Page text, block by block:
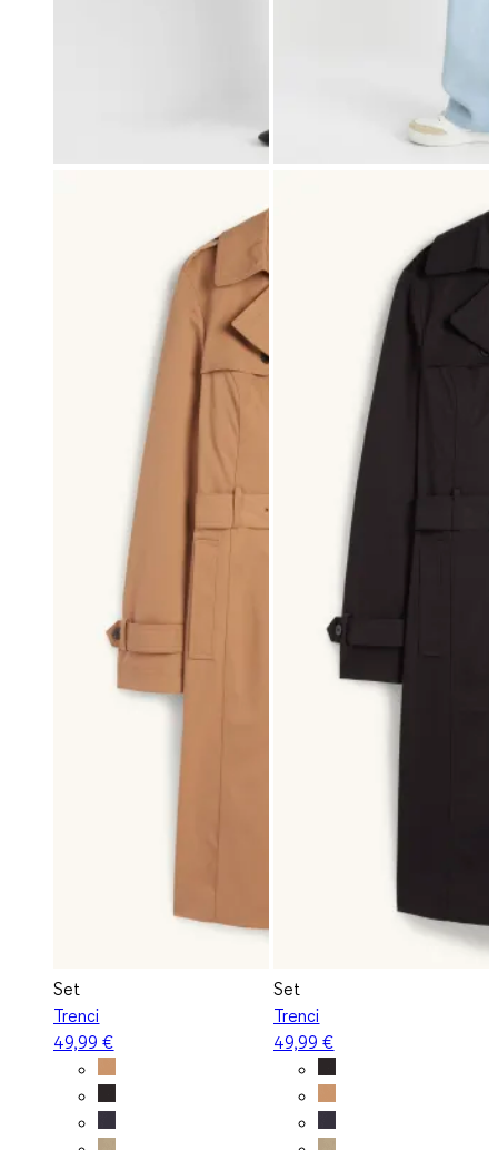
Set
Trenci
49,99 €
Set
Trenci
49,99 €